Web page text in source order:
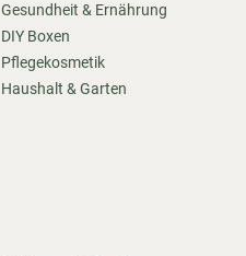
Gesundheit & Ernährung
DIY Boxen
Pflegekosmetik
Haushalt & Garten